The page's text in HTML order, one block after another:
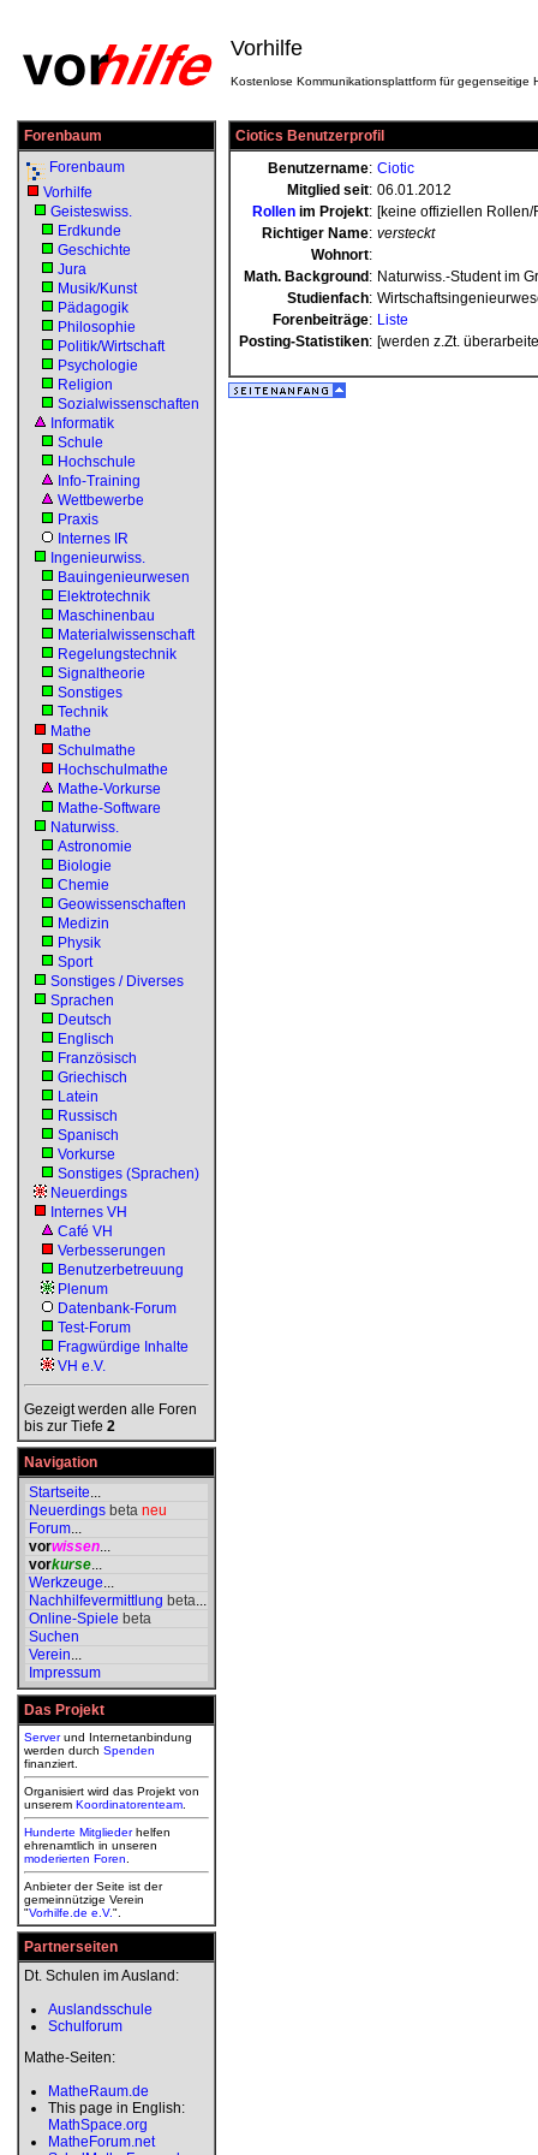
Vorhilfe
Kostenlose Kommunikationsplattform für gegenseitige
Forenbaum
Forenbaum
Vorhilfe
Geisteswiss.
Erdkunde
Geschichte
Jura
Musik/Kunst
Pädagogik
Philosophie
Politik/Wirtschaft
Psychologie
Religion
Sozialwissenschaften
Informatik
Schule
Hochschule
Info-Training
Wettbewerbe
Praxis
Internes IR
Ingenieurwiss.
Bauingenieurwesen
Elektrotechnik
Maschinenbau
Materialwissenschaft
Regelungstechnik
Signaltheorie
Sonstiges
Technik
Mathe
Schulmathe
Hochschulmathe
Mathe-Vorkurse
Mathe-Software
Naturwiss.
Astronomie
Biologie
Chemie
Geowissenschaften
Medizin
Physik
Sport
Sonstiges / Diverses
Sprachen
Deutsch
Englisch
Französisch
Griechisch
Latein
Russisch
Spanisch
Vorkurse
Sonstiges (Sprachen)
Neuerdings
Internes VH
Café VH
Verbesserungen
Benutzerbetreuung
Plenum
Datenbank-Forum
Test-Forum
Fragwürdige Inhalte
VH e.V.
Gezeigt werden alle Foren
bis zur Tiefe 2
Navigation
Startseite...
Neuerdings beta neu
Forum...
vorwissen...
vorkurse...
Werkzeuge...
Nachhilfevermittlung beta...
Online-Spiele beta
Suchen
Verein...
Impressum
Das Projekt
Serverund Internetanbindung
werden durch Spenden
finanziert.
Organisiert wird das Projekt von
unserem Koordinatorenteam
Hunderte Mitgliederhelfen
ehrenamtlich in unseren
moderierten Foren
Anbieter der Seite ist der
gemeinnützige Verein
"Vorhilfe.de e.V.".
Partnerseiten
Dt. Schulen im Ausland:
Auslandsschule
Schulforum
Mathe-Seiten:
MatheRaum.de
This page in English:
MathSpace.org
MatheForum.net
Ciotics Benutzerprofil
Benutzername: Ciotic
Mitglied seit: 06.01.2012
Rollen im Projekt: [keine offiziellen Rollen/
Richtiger Name: versteckt
Wohnort:
Math. Background : Naturwiss.-Student im
Studienfach:
Forenbeiträge: Liste
Posting-Statistiken: [werden z.Zt.